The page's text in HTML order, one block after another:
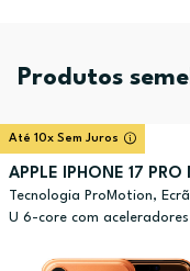
Produtos
Até 10x Sem Juros
APPLE IPHONE 17 PRO
Tecnologia ProMotion,
U 6-core com